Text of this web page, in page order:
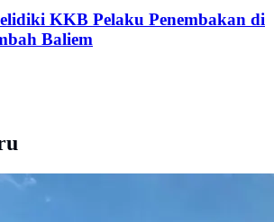
KKB Pelaku Penembakan di
Baliem